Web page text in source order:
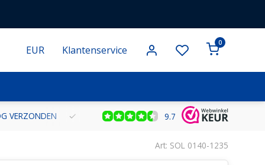
EUR Klantenservice
0
VERZONDEN GRATIS VERZENDING VANAF € 100 BINNEN
9.7
Art: SOL 0140-1235